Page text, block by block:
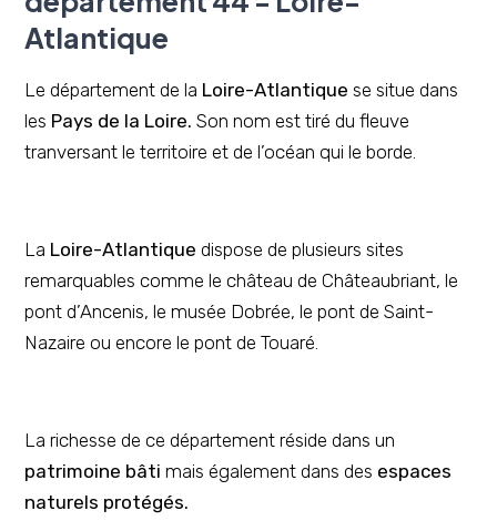
Atlantique
Le département de la Loire-Atlantique se situe dans
les Pays de la Loire. Son nom est tiré du fleuve
tranversant le territoire et de l’océan qui le borde.
La Loire-Atlantique dispose de plusieurs sites
remarquables comme le château de Châteaubriant, le
pont d’Ancenis, le musée Dobrée, le pont de Saint-
Nazaire ou encore le pont de Touaré.
La richesse de ce département réside dans un
patrimoine bâti mais également dans des espaces
naturels protégés.